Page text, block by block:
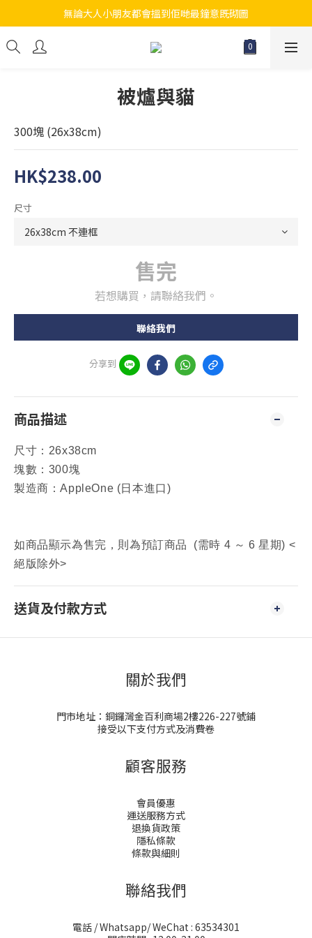
江帆天楊砌圖
無論大人小朋友都會搵到佢哋最鐘意既砌圖
江帆天楊砌圖
被爐與貓
300塊 (26x38cm)
HK$238.00
尺寸
售完
若想購買，請聯絡我們。
聯絡我們
分享到
商品描述
尺寸： 26x38cm
塊數：300塊
製造商：AppleOne (日本進口)
如商品顯示為售完，則為預訂商品 (需時 4 ～ 6 星期) <
絕版除外>
送貨及付款方式
關於我們
門市地址：銅鑼灣金百利商場2樓226-227號鋪
接受以下支付方式及消費卷
顧客服務
會員優惠
運送服務方式
退換貨政策
隱私條款
條款與細則
聯絡我們
電話 / Whatsapp/ WeChat : 63534301